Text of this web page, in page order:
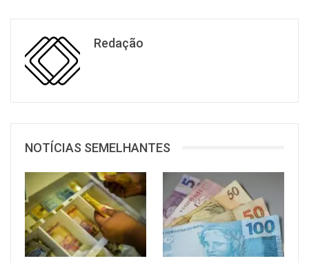
Redação
NOTÍCIAS SEMELHANTES